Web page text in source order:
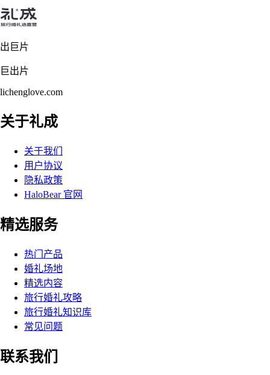
出巨片
巨出片
lichenglove.com
关于礼成
关于我们
用户协议
隐私政策
HaloBear 官网
精选服务
热门产品
婚礼场地
精选内容
旅行婚礼攻略
旅行婚礼知识库
常见问题
联系我们